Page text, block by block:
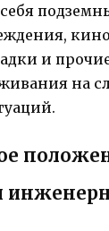
и
на